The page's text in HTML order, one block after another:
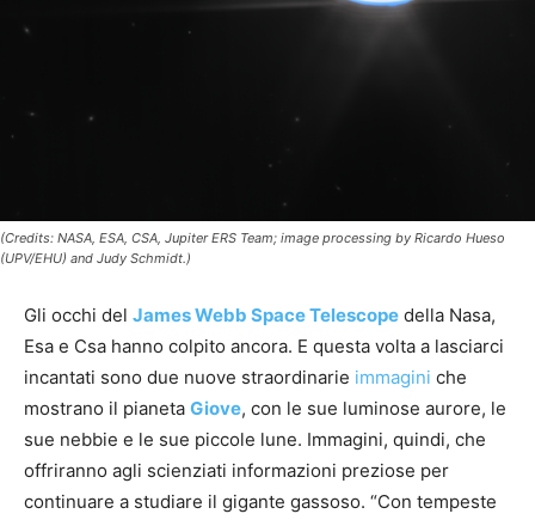
(Credits: NASA, ESA, CSA, Jupiter ERS Team; image processing by Ricardo Hueso
(UPV/EHU) and Judy Schmidt.)
Gli occhi del James Webb Space Telescope della Nasa,
Esa e Csa hanno colpito ancora. E questa volta a lasciarci
incantati sono due nuove straordinarie immagini che
mostrano il pianeta Giove, con le sue luminose aurore, le
sue nebbie e le sue piccole lune. Immagini, quindi, che
offriranno agli scienziati informazioni preziose per
continuare a studiare il gigante gassoso. “Con tempeste